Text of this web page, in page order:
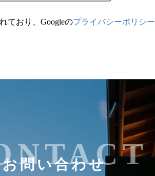
ており、Googleのプライバシーポリシー
お問い合わせ